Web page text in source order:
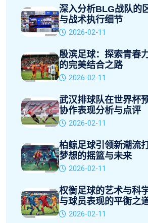
深入分析BLG战队的
与战术执行细节
2026-02-11
殷滨足球：探索青春
的完美结合之路
2026-02-11
武汉排球队在世界杯
协作表现分析与点评
2026-02-11
柏鲸足球引领新潮流
梦想的摇篮与未来
2026-02-11
权衡足球的艺术与科
与球员表现的平衡之
2026-02-11